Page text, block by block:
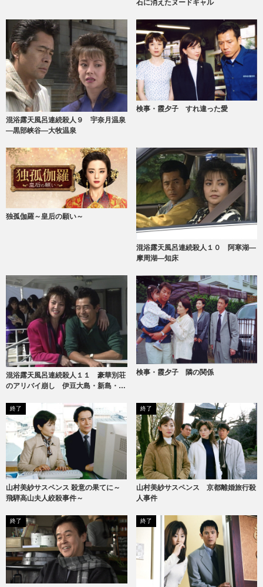
石に消えたヌードギャル
混浴露天風呂連続殺人９ 宇奈月温泉
―黒部峡谷―大牧温泉
検事・霞夕子 すれ違った愛
独孤伽羅～皇后の願い～
混浴露天風呂連続殺人１０ 阿寒湖―
摩周湖―知床
混浴露天風呂連続殺人１１ 豪華別荘
のアリバイ崩し 伊豆大島・新島・式
検事・霞夕子 隣の関係
終了
山村美紗サスペンス 殺意の果てに～
飛騨高山夫人絞殺事件～
終了
山村美紗サスペンス 京都離婚旅行殺
人事件
終了 終了